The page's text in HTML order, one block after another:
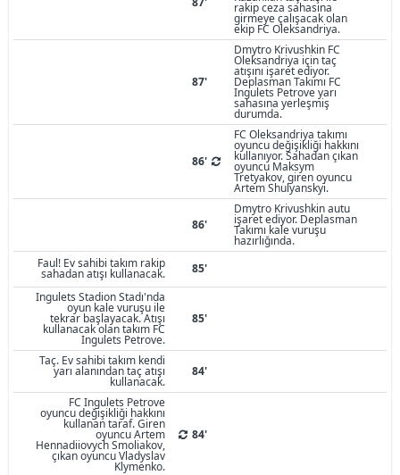
rakip ceza sahasına
girmeye çalışacak olan
ekip FC Oleksandriya.
87'
Dmytro Krivushkin FC
Oleksandriya için taç
atışını işaret ediyor.
Deplasman Takımı FC
Ingulets Petrove yarı
sahasına yerleşmiş
durumda.
86'
FC Oleksandriya takımı
oyuncu değişikliği hakkını
kullanıyor. Sahadan çıkan
oyuncu Maksym
Tretyakov, giren oyuncu
Artem Shulyanskyi.
86'
Dmytro Krivushkin autu
işaret ediyor. Deplasman
Takımı kale vuruşu
hazırlığında.
Faul! Ev sahibi takım rakip
sahadan atışı kullanacak.
85'
Ingulets Stadion Stadı'nda
oyun kale vuruşu ile
tekrar başlayacak. Atışı
kullanacak olan takım FC
Ingulets Petrove.
85'
Taç. Ev sahibi takım kendi
yarı alanından taç atışı
kullanacak.
84'
FC Ingulets Petrove
oyuncu değişikliği hakkını
kullanan taraf. Giren
oyuncu Artem
Hennadiiovych Smoliakov,
çıkan oyuncu Vladyslav
Klymenko.
84'